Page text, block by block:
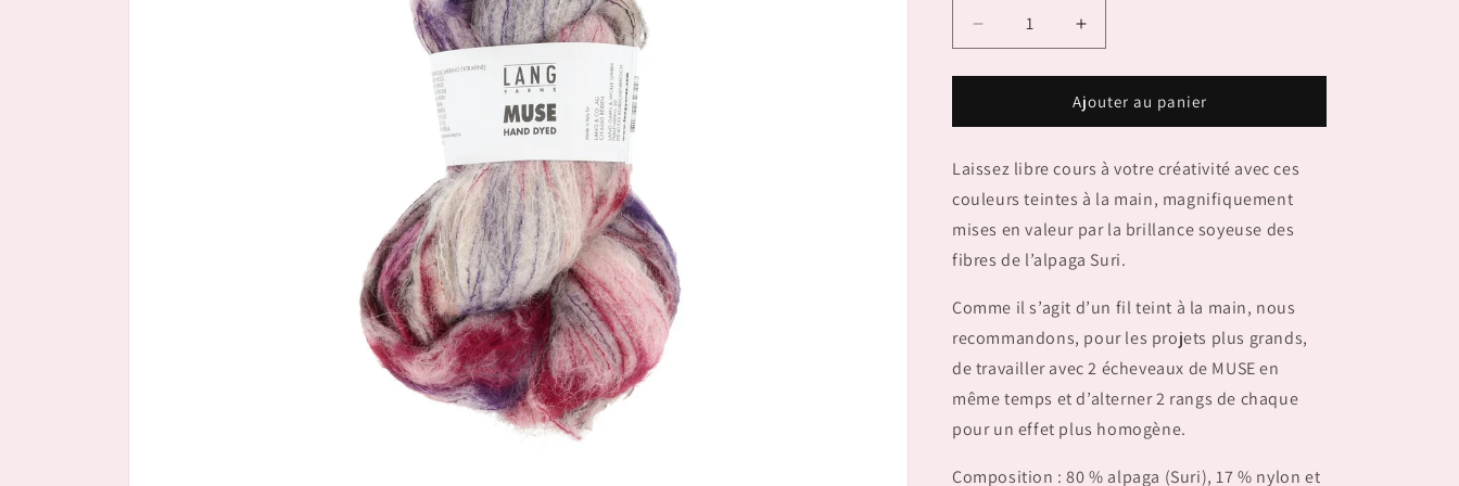
Réduire
la
quantité
MUSE
Augmenter
la
quantité
de
MUSE
Ajouter au panier
Laissez libre cours à votre créativité avec ces
couleurs teintes à la main, magnifiquement
mises en valeur par la brillance soyeuse des
fibres de l’alpaga Suri.
Comme il s’agit d’un fil teint à la main, nous
recommandons, pour les projets plus grands,
de travailler avec 2 écheveaux de MUSE en
même temps et d’alterner 2 rangs de chaque
pour un effet plus homogène.
Composition : 80 % alpaga (Suri), 17 % nylon et